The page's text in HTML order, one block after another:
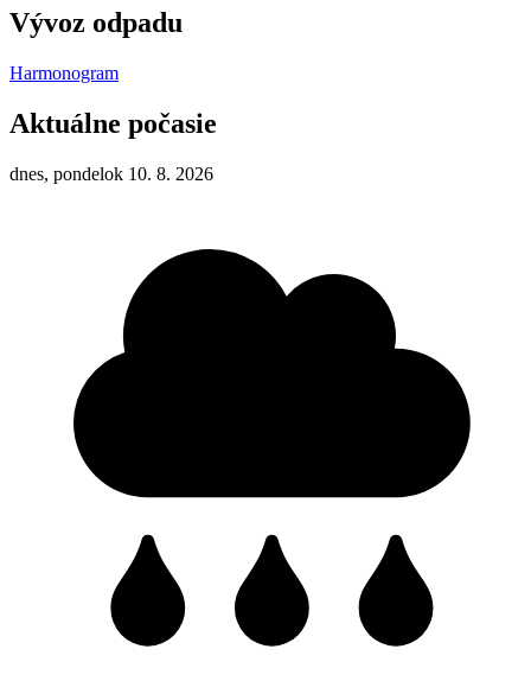
Vývoz odpadu
Harmonogram
Aktuálne počasie
dnes, pondelok 10. 8. 2026